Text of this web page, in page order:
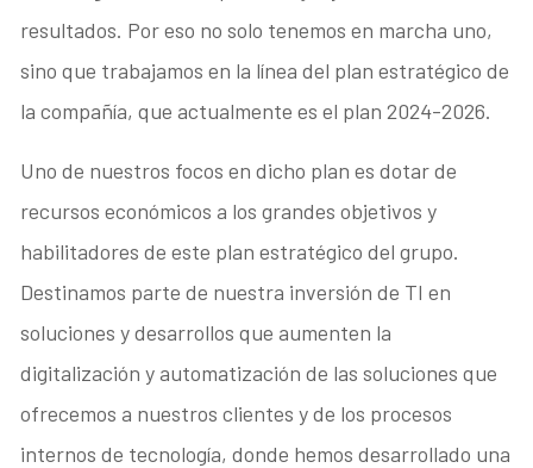
resultados. Por eso no solo tenemos en marcha uno,
sino que trabajamos en la línea del plan estratégico de
la compañía, que actualmente es el plan 2024-2026.
Uno de nuestros focos en dicho plan es dotar de
recursos económicos a los grandes objetivos y
habilitadores de este plan estratégico del grupo.
Destinamos parte de nuestra inversión de TI en
soluciones y desarrollos que aumenten la
digitalización y automatización de las soluciones que
ofrecemos a nuestros clientes y de los procesos
internos de tecnología, donde hemos desarrollado una